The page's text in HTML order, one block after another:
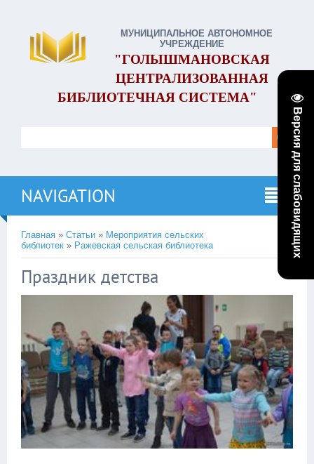
Версия для слабовидящих
МУНИЦИПАЛЬНОЕ АВТОНОМНОЕ
УЧРЕЖДЕНИЕ
"ГОЛЫШМАНОВСКАЯ
ЦЕНТРАЛИЗОВАННАЯ
БИБЛИОТЕЧНАЯ СИСТЕМА"
NAVIGATION
Главная » Статьи » Мероприятия сельских
библиотек » Ражевская сельская библиотека
Праздник детства